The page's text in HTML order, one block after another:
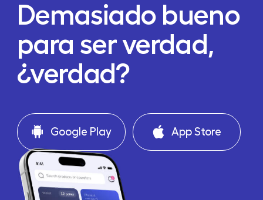
Demasiado bueno
para ser verdad,
¿verdad?
Google Play App Store